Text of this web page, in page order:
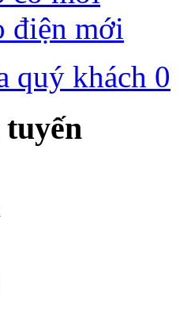
điện mới
quý khách 0